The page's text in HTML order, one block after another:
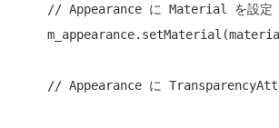
// Appearance に Material を設定
// Appearance に